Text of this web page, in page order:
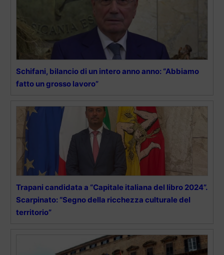
Schifani, bilancio di un intero anno anno: “Abbiamo
fatto un grosso lavoro”
Trapani candidata a “Capitale italiana del libro 2024”.
Scarpinato: “Segno della ricchezza culturale del
territorio”